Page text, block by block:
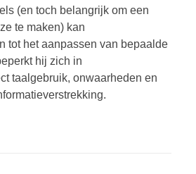
(en toch belangrijk om een
te maken) kan
tot het aanpassen van bepaalde
hij zich in
taalgebruik, onwaarheden en